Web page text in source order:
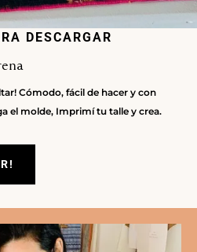
DESCARGAR
Cómodo, fácil de hacer y con
el molde, Imprimí tu talle y crea.